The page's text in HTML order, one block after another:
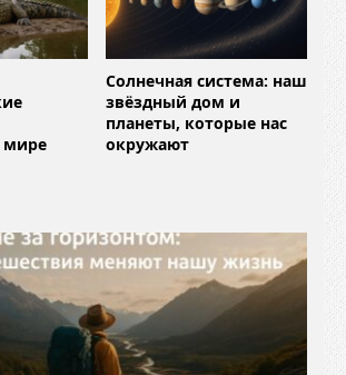
мире
Солнечная система: наш
звёздный дом и
планеты, которые нас
окружают